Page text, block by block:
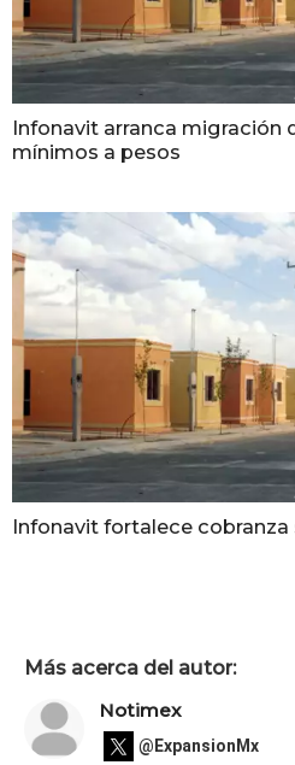
Infonavit arranca migración
mínimos a pesos
Infonavit fortalece
Más acerca del autor:
Notimex
@ExpansionMx